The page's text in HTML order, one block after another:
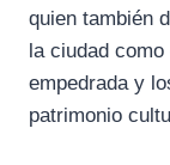
quien también
la ciudad como
empedrada y
patrimonio